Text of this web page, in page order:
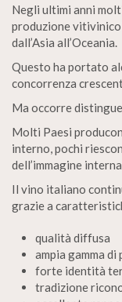
Negli ultimi anni
produzione
dall’Asia all’Oceania.
Questo ha portato
concorrenza
Ma occorre
Molti Paesi
interno, pochi
dell’immagine
Il vino italiano
grazie a
qualità diffusa
ampia gamma di
forte identità
tradizione